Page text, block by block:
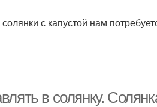
с капустой нам
в солянку.